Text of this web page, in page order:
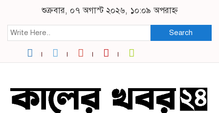
শুক্রবার, ০৭ অগাস্ট ২০২৬, ১০:০৯ অপরাহ্ন
Search